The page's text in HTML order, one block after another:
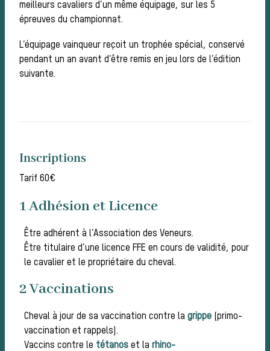
meilleurs cavaliers d’un même équipage, sur les 5
épreuves du championnat.
L’équipage vainqueur reçoit un trophée spécial, conservé
pendant un an avant d’être remis en jeu lors de l’édition
suivante.
Inscriptions
Tarif 60€
1 Adhésion et Licence
Être adhérent à l’Association des Veneurs.
Être titulaire d’une licence FFE en cours de validité, pour
le cavalier et le propriétaire du cheval.
2 Vaccinations
Cheval à jour de sa vaccination contre la grippe (primo-
vaccination et rappels).
Vaccins contre le tétanos et la rhino-